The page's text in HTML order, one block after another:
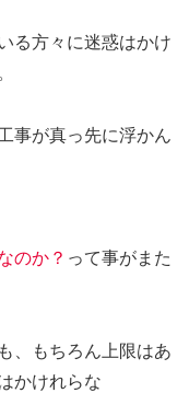
る方々に迷惑はかけ
事が真っ先に浮かん
のか？ って事がまた
、もちろん上限はあ
かけれらな